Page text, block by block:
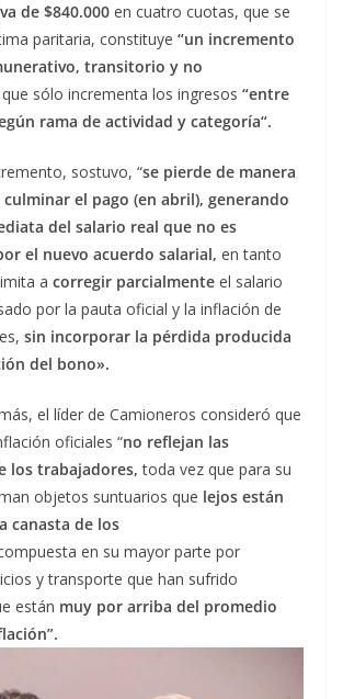
de $840.000 en cuatro cuotas, que se
paritaria, constituye “un incremento
transitorio y no
que sólo incrementa los ingresos “entre
rama de actividad y categoría“.
sostuvo, “se pierde de manera
el pago (en abril), generando
del salario real que no es
el nuevo acuerdo salarial, en tanto
a corregir parcialmente el salario
por la pauta oficial y la inflación de
sin incorporar la pérdida producida
del bono».
el líder de Camioneros consideró que
oficiales “no reflejan las
los trabajadores,toda vez que para su
objetos suntuarios que lejos están
canasta de los
en su mayor parte por
y transporte que han sufrido
están muy por arriba del promedio